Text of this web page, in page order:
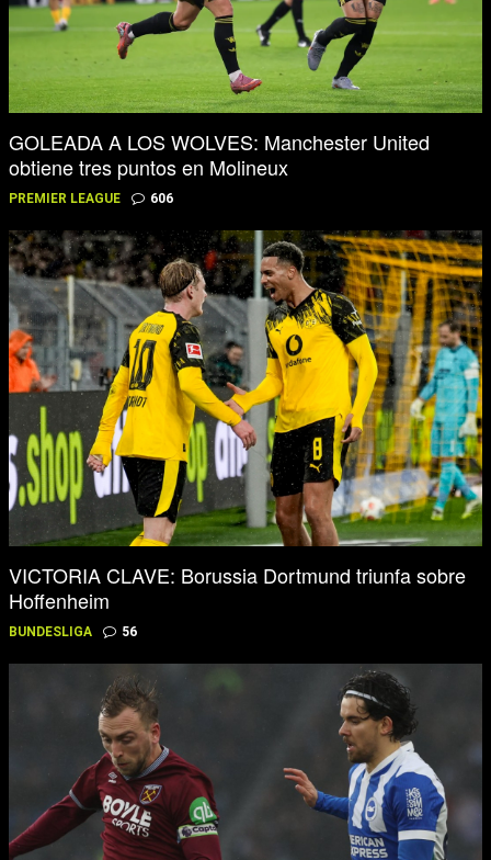
GOLEADA A LOS WOLVES: Manchester United
obtiene tres puntos en Molineux
PREMIER LEAGUE 606
VICTORIA CLAVE: Borussia Dortmund triunfa sobre
Hoffenheim
BUNDESLIGA 56